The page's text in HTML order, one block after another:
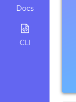
Docs
CLI